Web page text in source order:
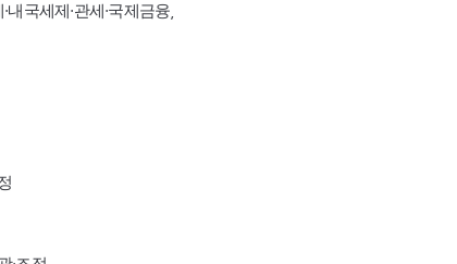
국세제·관세·국제금융,